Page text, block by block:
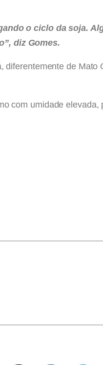
o ciclo da soja.
diz Gomes.
de Mato
com umidade